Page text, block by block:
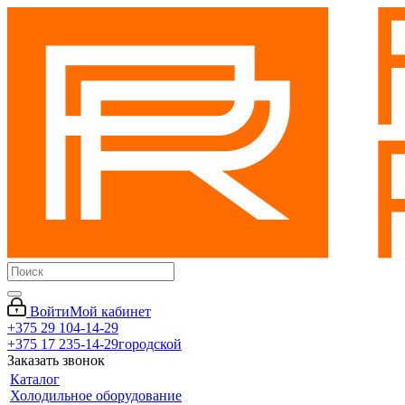
ВойтиМой кабинет
+375 29 104-14-29
+375 17 235-14-29городской
Заказать звонок
Каталог
Холодильное оборудование